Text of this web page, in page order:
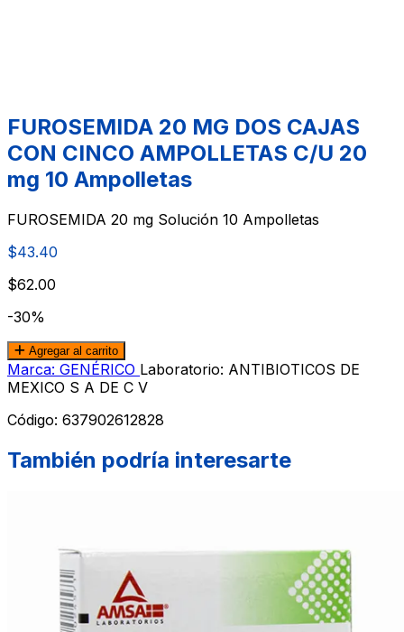
FUROSEMIDA 20 MG DOS CAJAS
CON CINCO AMPOLLETAS C/U 20
mg 10 Ampolletas
FUROSEMIDA 20 mg Solución 10 Ampolletas
$43.40
$62.00
-30%
Agregar al carrito
Marca: GENÉRICO Laboratorio: ANTIBIOTICOS DE
MEXICO S A DE C V
Código: 637902612828
También podría interesarte